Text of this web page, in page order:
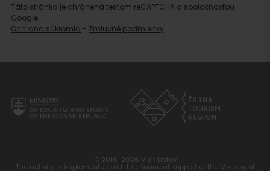
Táto stránka je chránená testom reCAPTCHA a spoločnosťou
Google.
Ochrana súkromia - Zmluvné podmienky
© 2016-2026 Visit Liptov
The activity is implemented with the financial support of the Ministry of